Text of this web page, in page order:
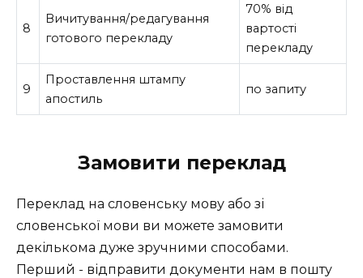
8
Вичитування/редагування
готового перекладу
70% від
вартості
перекладу
9
Проставлення штампу
апостиль
по запиту
Замовити переклад
Переклад на словенську мову або зі
словенської мови ви можете замовити
декількома дуже зручними способами.
Перший - відправити документи нам в пошту